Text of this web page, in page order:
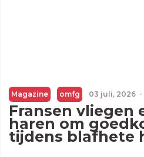
Magazine omfg 03 juli, 2026 ·
Fransen vliegen
haren om
tijdens blafhete